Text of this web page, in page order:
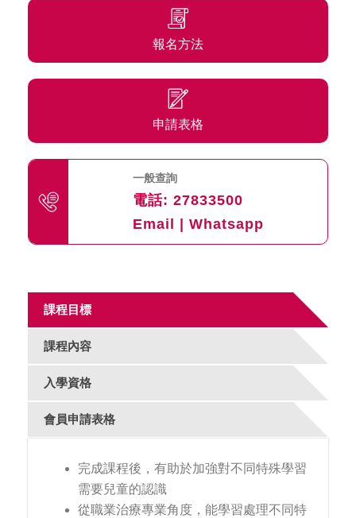
報名方法
申請表格
一般查詢
電話: 27833500
Email
Whatsapp
課程目標
課程內容
入學資格
會員申請表格
完成課程後，有助於加強對不同特殊學習
需要兒童的認識
從職業治療專業角度，能學習處理不同特